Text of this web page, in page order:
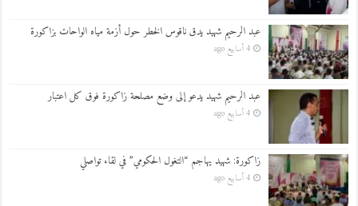
عبد الرحيم شهيد يدق ناقوس الخطر حول أزمة مياه الواحات بزاكورة
4 أسابيع ago
عبد الرحيم شهيد يدعو إلى وضع مصلحة زاكورة فوق كل اعتبار
4 أسابيع ago
زاكورة: شهيد يهاجم “التغول الحكومي” في لقاء تواصلي
4 أسابيع ago